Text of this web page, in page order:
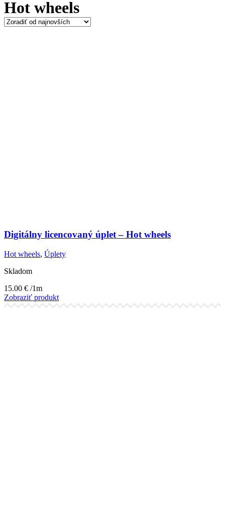
Hot wheels
Digitálny licencovaný úplet – Hot wheels
Hot wheels, Úplety
Skladom
15.00 € /1m
Zobraziť produkt